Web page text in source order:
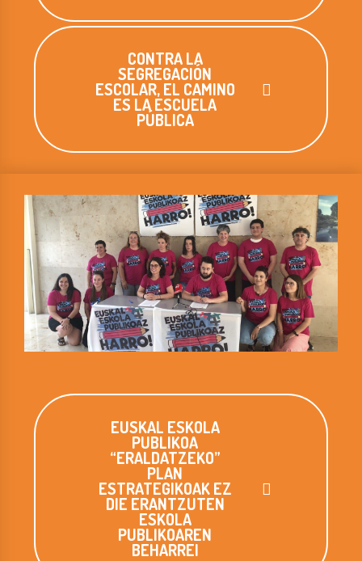
CONTRA LA
SEGREGACIÓN
ESCOLAR, EL CAMINO
ES LA ESCUELA
PÚBLICA
EUSKAL ESKOLA
PUBLIKOA
“ERALDATZEKO”
PLAN
ESTRATEGIKOAK EZ
DIE ERANTZUTEN
ESKOLA
PUBLIKOAREN
BEHARREI